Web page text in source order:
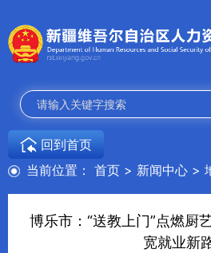
当前位置： 首页 > 新闻中心 >
回到首页
博乐市：“送教上门”点燃厨
宽就业新